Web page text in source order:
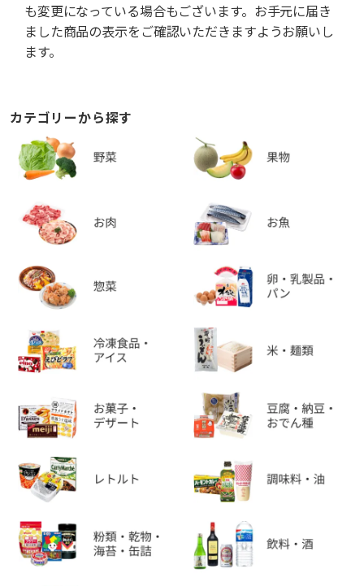
も変更になっている場合もございます。お手元に届き
ました商品の表示をご確認いただきますようお願いし
ます。
カテゴリーから探す